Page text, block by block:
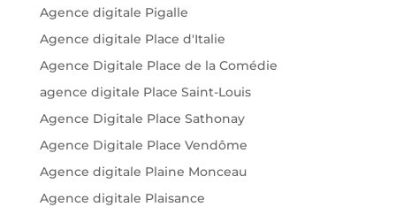
Agence digitale Pigalle
Agence digitale Place d'Italie
Agence Digitale Place de la Comédie
agence digitale Place Saint-Louis
Agence Digitale Place Sathonay
Agence Digitale Place Vendôme
Agence digitale Plaine Monceau
Agence digitale Plaisance